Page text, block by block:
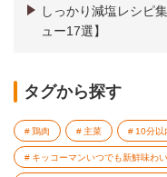
しっかり減塩レシピ
ュー17選】
タグから探す
鶏肉 主菜 10分以
キッコーマンいつでも新鮮味わ